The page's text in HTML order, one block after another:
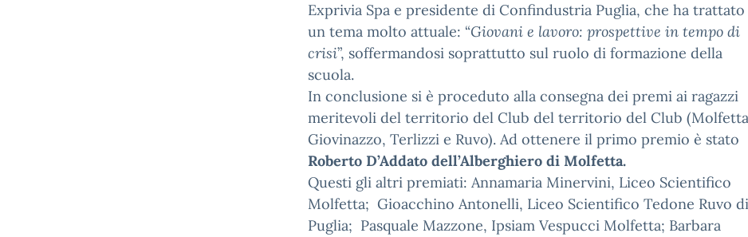
Exprivia Spa e presidente di Confindustria Puglia, che ha trattato
un tema molto attuale: “Giovani e lavoro: prospettive in tempo di
crisi”, soffermandosi soprattutto sul ruolo di formazione della
scuola.
In conclusione si è proceduto alla consegna dei premi ai ragazzi
meritevoli del territorio del Club del territorio del Club
Giovinazzo, Terlizzi e Ruvo). Ad ottenere il primo premio è stato
Roberto D’Addato dell’Alberghiero di Molfetta.
Questi gli altri premiati: Annamaria Minervini, Liceo Scientifico
Molfetta; Gioacchino Antonelli, Liceo Scientifico Tedone Ruvo di
Puglia; Pasquale Mazzone, Ipsiam Vespucci Molfetta; Barbara